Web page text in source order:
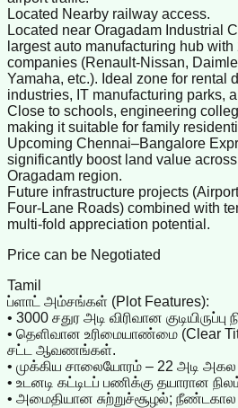
Located Nearby railway access.
Located near Oragadam Industrial
largest auto manufacturing hub
companies (Renault‑Nissan,
Yamaha, etc.). Ideal zone for rental
industries, IT manufacturing parks,
Close to schools, engineering
making it suitable for family
Upcoming Chennai–Bangalore
significantly boost land value
Oragadam region.
Future infrastructure projects
Four‑Lane Roads) combined with
multi‑fold appreciation potential.
Price can be Negotiated
Tamil
ப்ளாட் அம்சங்கள் (Plot Features):
• 3000 சதுர அடி விரிவான குடியிருப்பு
• தெளிவான உரிமையாண்மை (Clear
சட்ட ஆவணங்கள்.
• முக்கிய சாலையோரம் – 22 அடி
• உடனடி கட்டிடப் பணிக்கு தயாரான
• அமைதியான சுற்றுச்சூழல்; நீண்டகால